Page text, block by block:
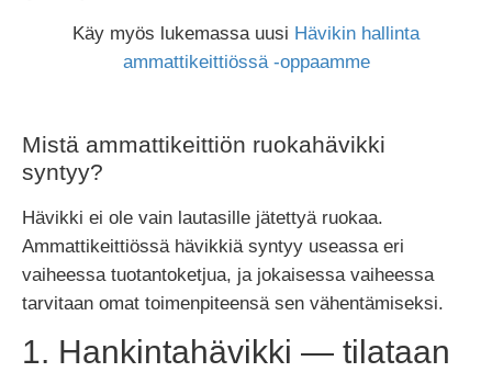
Käy myös lukemassa uusi Hävikin hallinta
ammattikeittiössä -oppaamme
Mistä ammattikeittiön ruokahävikki
syntyy?
Hävikki ei ole vain lautasille jätettyä ruokaa.
Ammattikeittiössä hävikkiä syntyy useassa eri
vaiheessa tuotantoketjua, ja jokaisessa vaiheessa
tarvitaan omat toimenpiteensä sen vähentämiseksi.
1. Hankintahävikki — tilataan